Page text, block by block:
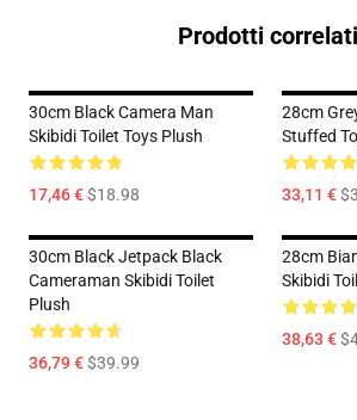
Prodotti correlati
30cm Black Camera Man
Skibidi Toilet Toys Plush
17,46 €$18.98
28cm
Stuffed
33,11 €
30cm Black Jetpack Black
Cameraman Skibidi Toilet
Plush
36,79 €$39.99
28cm
Skibidi
38,63 €